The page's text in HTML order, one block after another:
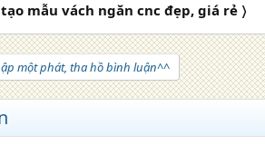
mẫu vách ngăn cnc đẹp, giá rẻ 〉
một phát, tha hồ bình luận^^